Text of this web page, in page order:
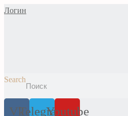
Перейти
Логин
Search
VkTelegramYoutube